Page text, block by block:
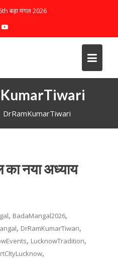
बड़ा मंगल 2026
DrRamKumarTiwari
का नया अध्याय
, BadaMangal2026,
, DrRamKumarTiwari,
, LucknowTradition,
,